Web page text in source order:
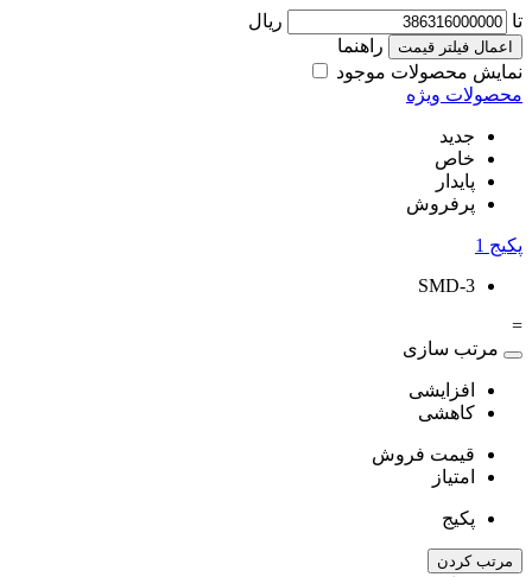
تا ریال
اعمال فیلتر قیمت
راهنما
نمایش محصولات موجود
محصولات ویژه
جدید
خاص
پایدار
پرفروش
پکیج 1
SMD-3
=
مرتب سازی
افزایشی
کاهشی
قیمت فروش
امتیاز
پکیج
مرتب کردن